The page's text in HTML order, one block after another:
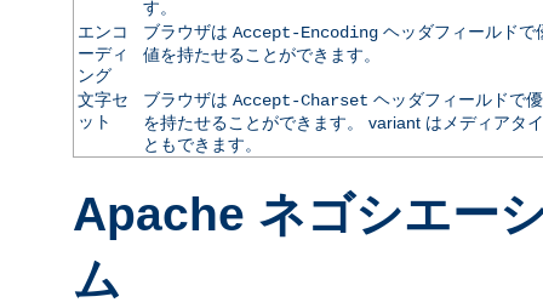
す。
エンコ
ーディ
ング
ブラウザは Accept-Encodingヘッダフィールドで
値を持たせることができます。
文字セ
ット
ブラウザは Accept-Charset ヘッダフィールドで
を持たせることができます。 variant はメディアタ
ともできます。
Apache ネゴシエー
ム